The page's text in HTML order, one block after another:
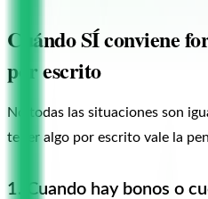
Cuándo SÍ conviene
por escrito
No todas las situaciones son
tener algo por escrito vale la
1. Cuando hay bonos o